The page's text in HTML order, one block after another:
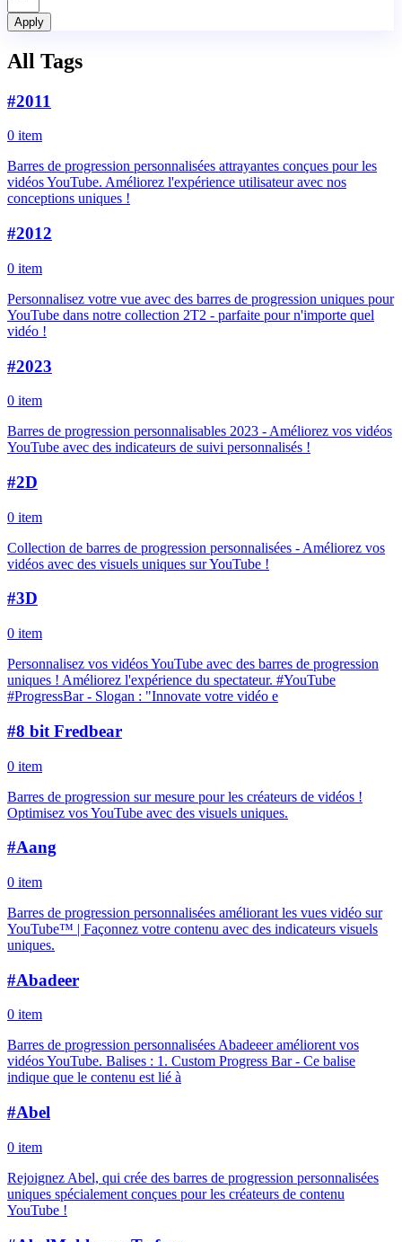
Apply
All Tags
#2011
0 item
Barres de progression personnalisées attrayantes conçues pour les
vidéos YouTube. Améliorez l'expérience utilisateur avec nos
conceptions uniques !
#2012
0 item
Personnalisez votre vue avec des barres de progression uniques pour
YouTube dans notre collection 2T2 - parfaite pour n'importe quel
vidéo !
#2023
0 item
Barres de progression personnalisables 2023 - Améliorez vos vidéos
YouTube avec des indicateurs de suivi personnalisés !
#2D
0 item
Collection de barres de progression personnalisées - Améliorez vos
vidéos avec des visuels uniques sur YouTube !
#3D
0 item
Personnalisez vos vidéos YouTube avec des barres de progression
uniques ! Améliorez l'expérience du spectateur. #YouTube
#ProgressBar - Slogan : "Innovate votre vidéo e
#8 bit Fredbear
0 item
Barres de progression sur mesure pour les créateurs de vidéos !
Optimisez vos YouTube avec des visuels uniques.
#Aang
0 item
Barres de progression personnalisées améliorant les vues vidéo sur
YouTube™ | Façonnez votre contenu avec des indicateurs visuels
uniques.
#Abadeer
0 item
Barres de progression personnalisées Abadeeer améliorent vos
vidéos YouTube. Balises : 1. Custom Progress Bar - Ce balise
indique que le contenu est lié à
#Abel
0 item
Rejoignez Abel, qui crée des barres de progression personnalisées
uniques spécialement conçues pour les créateurs de contenu
YouTube !